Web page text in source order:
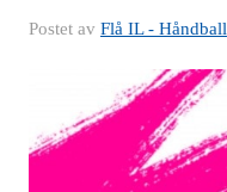
Postet av Flå IL - Håndball